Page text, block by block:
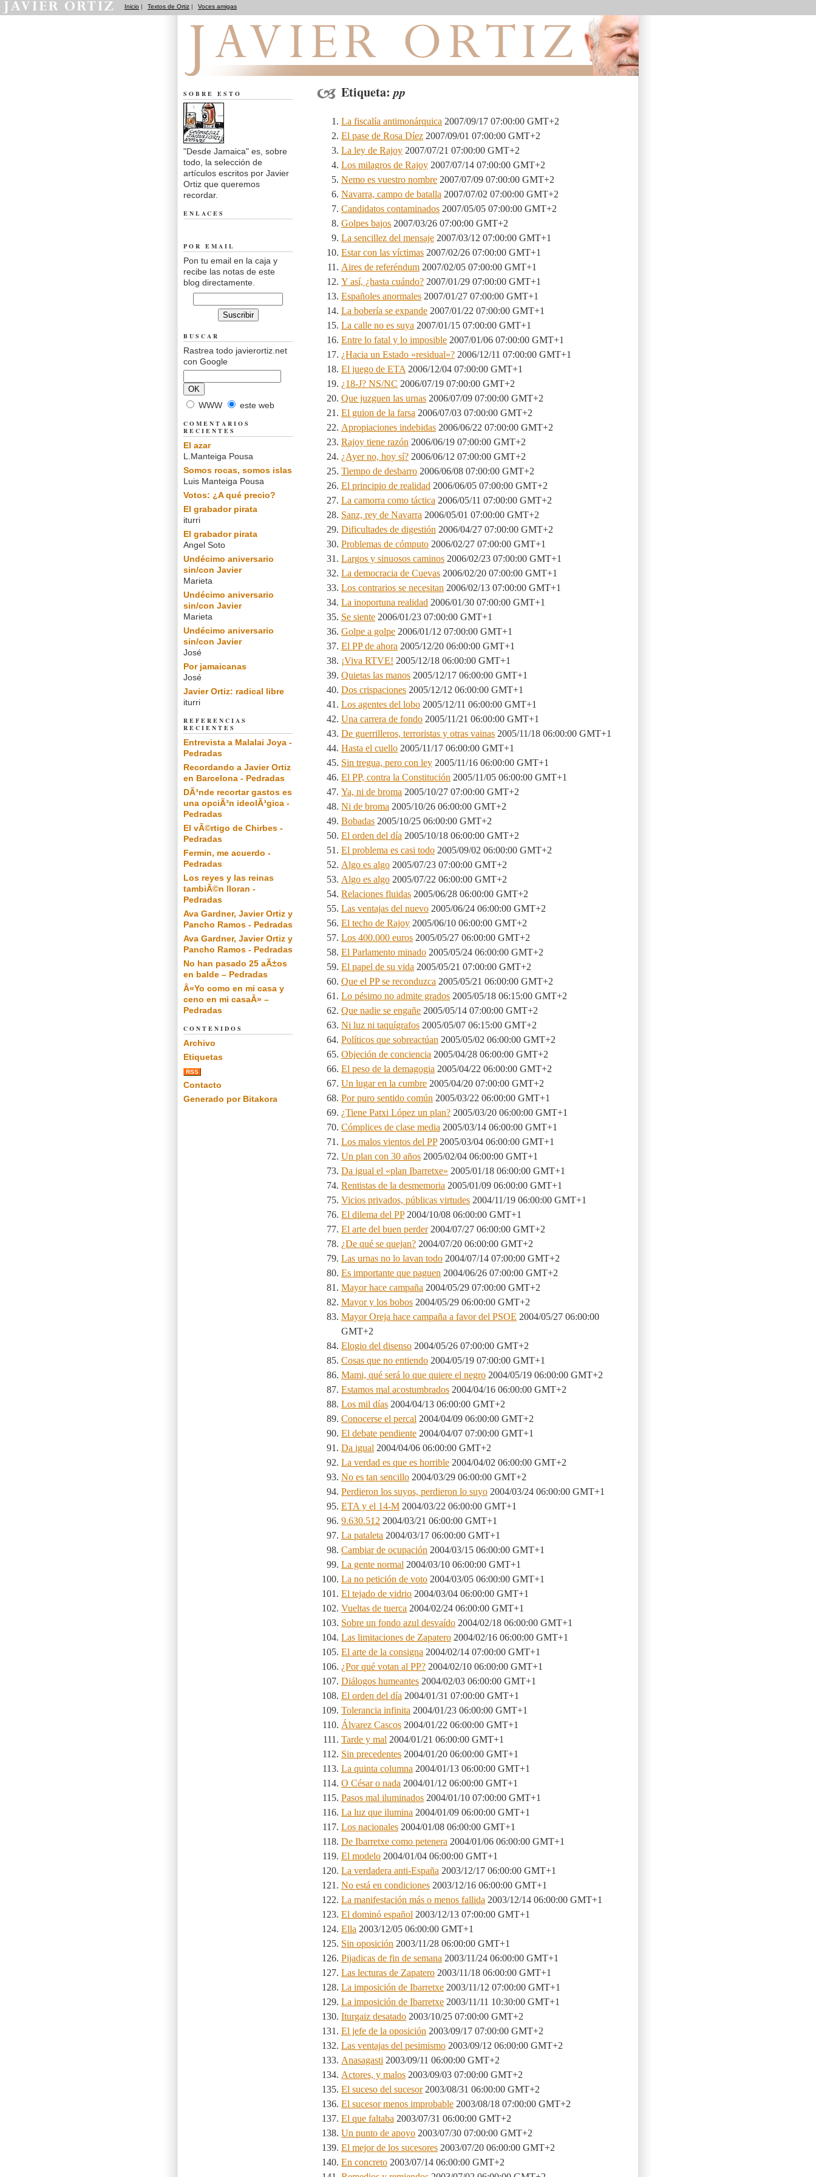
Inicio | Textos de Ortiz | Voces amigas
Etiqueta:pp
La fiscalía antimonárquica 2007/09/17 07:00:00 GMT+2
El pase de Rosa Díez 2007/09/01 07:00:00 GMT+2
La ley de Rajoy 2007/07/21 07:00:00 GMT+2
Los milagros de Rajoy 2007/07/14 07:00:00 GMT+2
Nemo es vuestro nombre 2007/07/09 07:00:00 GMT+2
Navarra, campo de batalla 2007/07/02 07:00:00 GMT+2
Candidatos contaminados 2007/05/05 07:00:00 GMT+2
Golpes bajos 2007/03/26 07:00:00 GMT+2
La sencillez del mensaje 2007/03/12 07:00:00 GMT+1
Estar con las víctimas 2007/02/26 07:00:00 GMT+1
Aires de referéndum 2007/02/05 07:00:00 GMT+1
Y así, ¿hasta cuándo? 2007/01/29 07:00:00 GMT+1
Españoles anormales 2007/01/27 07:00:00 GMT+1
La bobería se expande 2007/01/22 07:00:00 GMT+1
La calle no es suya 2007/01/15 07:00:00 GMT+1
Entre lo fatal y lo imposible 2007/01/06 07:00:00 GMT+1
¿Hacia un Estado «residual»? 2006/12/11 07:00:00 GMT+1
El juego de ETA 2006/12/04 07:00:00 GMT+1
¿18-J? NS/NC 2006/07/19 07:00:00 GMT+2
Que juzguen las urnas 2006/07/09 07:00:00 GMT+2
El guion de la farsa 2006/07/03 07:00:00 GMT+2
Apropiaciones indebidas 2006/06/22 07:00:00 GMT+2
Rajoy tiene razón 2006/06/19 07:00:00 GMT+2
¿Ayer no, hoy sí? 2006/06/12 07:00:00 GMT+2
Tiempo de desbarro 2006/06/08 07:00:00 GMT+2
El principio de realidad 2006/06/05 07:00:00 GMT+2
La camorra como táctica 2006/05/11 07:00:00 GMT+2
Sanz, rey de Navarra 2006/05/01 07:00:00 GMT+2
Dificultades de digestión 2006/04/27 07:00:00 GMT+2
Problemas de cómputo 2006/02/27 07:00:00 GMT+1
Largos y sinuosos caminos 2006/02/23 07:00:00 GMT+1
La democracia de Cuevas 2006/02/20 07:00:00 GMT+1
Los contrarios se necesitan 2006/02/13 07:00:00 GMT+1
La inoportuna realidad 2006/01/30 07:00:00 GMT+1
Se siente 2006/01/23 07:00:00 GMT+1
Golpe a golpe 2006/01/12 07:00:00 GMT+1
El PP de ahora 2005/12/20 06:00:00 GMT+1
¡Viva RTVE! 2005/12/18 06:00:00 GMT+1
Quietas las manos 2005/12/17 06:00:00 GMT+1
Dos crispaciones 2005/12/12 06:00:00 GMT+1
Los agentes del lobo 2005/12/11 06:00:00 GMT+1
Una carrera de fondo 2005/11/21 06:00:00 GMT+1
De guerrilleros, terroristas y otras vainas 2005/11/18 06:00:00 GMT+1
Hasta el cuello 2005/11/17 06:00:00 GMT+1
Sin tregua, pero con ley 2005/11/16 06:00:00 GMT+1
El PP, contra la Constitución 2005/11/05 06:00:00 GMT+1
Ya, ni de broma 2005/10/27 07:00:00 GMT+2
Ni de broma 2005/10/26 06:00:00 GMT+2
Bobadas 2005/10/25 06:00:00 GMT+2
El orden del día 2005/10/18 06:00:00 GMT+2
El problema es casi todo 2005/09/02 06:00:00 GMT+2
Algo es algo 2005/07/23 07:00:00 GMT+2
Algo es algo 2005/07/22 06:00:00 GMT+2
Relaciones fluidas 2005/06/28 06:00:00 GMT+2
Las ventajas del nuevo 2005/06/24 06:00:00 GMT+2
El techo de Rajoy 2005/06/10 06:00:00 GMT+2
Los 400.000 euros 2005/05/27 06:00:00 GMT+2
El Parlamento minado 2005/05/24 06:00:00 GMT+2
El papel de su vida 2005/05/21 07:00:00 GMT+2
Que el PP se reconduzca 2005/05/21 06:00:00 GMT+2
Lo pésimo no admite grados 2005/05/18 06:15:00 GMT+2
Que nadie se engañe 2005/05/14 07:00:00 GMT+2
Ni luz ni taquígrafos 2005/05/07 06:15:00 GMT+2
Políticos que sobreactúan 2005/05/02 06:00:00 GMT+2
Objeción de conciencia 2005/04/28 06:00:00 GMT+2
El peso de la demagogia 2005/04/22 06:00:00 GMT+2
Un lugar en la cumbre 2005/04/20 07:00:00 GMT+2
Por puro sentido común 2005/03/22 06:00:00 GMT+1
¿Tiene Patxi López un plan? 2005/03/20 06:00:00 GMT+1
Cómplices de clase media 2005/03/14 06:00:00 GMT+1
Los malos vientos del PP2005/03/04 06:00:00 GMT+1
Un plan con 30 años 2005/02/04 06:00:00 GMT+1
Da igual el «plan Ibarretxe» 2005/01/18 06:00:00 GMT+1
Rentistas de la desmemoria 2005/01/09 06:00:00 GMT+1
Vicios privados, públicas virtudes 2004/11/19 06:00:00 GMT+1
El dilema del PP2004/10/08 06:00:00 GMT+1
El arte del buen perder2004/07/27 06:00:00 GMT+2
¿De qué se quejan? 2004/07/20 06:00:00 GMT+2
Las urnas no lo lavan todo 2004/07/14 07:00:00 GMT+2
Es importante que paguen 2004/06/26 07:00:00 GMT+2
Mayor hace campaña 2004/05/29 07:00:00 GMT+2
Mayor y los bobos 2004/05/29 06:00:00 GMT+2
Mayor Oreja hace campaña a favor del PSOE 2004/05/27 06:00:00
GMT+2
Elogio del disenso 2004/05/26 07:00:00 GMT+2
Cosas que no entiendo 2004/05/19 07:00:00 GMT+1
Mami, qué será lo que quiere el negro 2004/05/19 06:00:00 GMT+2
Estamos mal acostumbrados 2004/04/16 06:00:00 GMT+2
Los mil días 2004/04/13 06:00:00 GMT+2
Conocerse el percal 2004/04/09 06:00:00 GMT+2
El debate pendiente 2004/04/07 07:00:00 GMT+1
Da igual 2004/04/06 06:00:00 GMT+2
La verdad es que es horrible 2004/04/02 06:00:00 GMT+2
No es tan sencillo 2004/03/29 06:00:00 GMT+2
Perdieron los suyos, perdieron lo suyo 2004/03/24 06:00:00 GMT+1
ETA y el 14-M 2004/03/22 06:00:00 GMT+1
9.630.512 2004/03/21 06:00:00 GMT+1
La pataleta 2004/03/17 06:00:00 GMT+1
Cambiar de ocupación 2004/03/15 06:00:00 GMT+1
La gente normal 2004/03/10 06:00:00 GMT+1
La no petición de voto 2004/03/05 06:00:00 GMT+1
El tejado de vidrio 2004/03/04 06:00:00 GMT+1
Vueltas de tuerca 2004/02/24 06:00:00 GMT+1
Sobre un fondo azul desvaído 2004/02/18 06:00:00 GMT+1
Las limitaciones de Zapatero 2004/02/16 06:00:00 GMT+1
El arte de la consigna 2004/02/14 07:00:00 GMT+1
¿Por qué votan al PP? 2004/02/10 06:00:00 GMT+1
Diálogos humeantes 2004/02/03 06:00:00 GMT+1
El orden del día 2004/01/31 07:00:00 GMT+1
Tolerancia infinita 2004/01/23 06:00:00 GMT+1
Álvarez Cascos 2004/01/22 06:00:00 GMT+1
Tarde y mal 2004/01/21 06:00:00 GMT+1
Sin precedentes 2004/01/20 06:00:00 GMT+1
La quinta columna 2004/01/13 06:00:00 GMT+1
O César o nada 2004/01/12 06:00:00 GMT+1
Pasos mal iluminados 2004/01/10 07:00:00 GMT+1
La luz que ilumina 2004/01/09 06:00:00 GMT+1
Los nacionales 2004/01/08 06:00:00 GMT+1
De Ibarretxe como petenera 2004/01/06 06:00:00 GMT+1
El modelo 2004/01/04 06:00:00 GMT+1
La verdadera anti-España 2003/12/17 06:00:00 GMT+1
No está en condiciones 2003/12/16 06:00:00 GMT+1
La manifestación más o menos fallida 2003/12/14 06:00:00 GMT+1
El dominó español 2003/12/13 07:00:00 GMT+1
Ella 2003/12/05 06:00:00 GMT+1
Sin oposición 2003/11/28 06:00:00 GMT+1
Pijadicas de fin de semana 2003/11/24 06:00:00 GMT+1
Las lecturas de Zapatero 2003/11/18 06:00:00 GMT+1
La imposición de Ibarretxe 2003/11/12 07:00:00 GMT+1
La imposición de Ibarretxe 2003/11/11 10:30:00 GMT+1
Iturgaiz desatado 2003/10/25 07:00:00 GMT+2
El jefe de la oposición 2003/09/17 07:00:00 GMT+2
Las ventajas del pesimismo 2003/09/12 06:00:00 GMT+2
Anasagasti 2003/09/11 06:00:00 GMT+2
Actores, y malos 2003/09/03 07:00:00 GMT+2
El suceso del sucesor2003/08/31 06:00:00 GMT+2
El sucesor menos improbable 2003/08/18 07:00:00 GMT+2
El que faltaba 2003/07/31 06:00:00 GMT+2
Un punto de apoyo 2003/07/30 07:00:00 GMT+2
El mejor de los sucesores 2003/07/20 06:00:00 GMT+2
En concreto 2003/07/14 06:00:00 GMT+2
SOBRE ESTO
"Desde Jamaica" es, sobre
todo, la selección de
artículos escritos por Javier
Ortiz que queremos
recordar.
ENLACES
POR EMAIL
Pon tu email en la caja y
recibe las notas de este
blog directamente.
BUSCAR
Rastrea todo javierortiz.net
con Google
WWW este web
COMENTARIOS
RECIENTES
El azar
L.Manteiga Pousa
Somos rocas, somos islas
Luis Manteiga Pousa
Votos: ¿A qué precio?
El grabador pirata
iturri
El grabador pirata
Angel Soto
Undécimo aniversario
sin/con Javier
Marieta
Undécimo aniversario
sin/con Javier
Marieta
Undécimo aniversario
sin/con Javier
José
Por jamaicanas
José
Javier Ortiz: radical libre
iturri
REFERENCIAS
RECIENTES
Entrevista a Malalai Joya -
Pedradas
Recordando a Javier Ortiz
en Barcelona - Pedradas
DÃ³nde recortar gastos es
una opciÃ³n ideolÃ³gica -
Pedradas
El vÃ©rtigo de Chirbes -
Pedradas
Fermin, me acuerdo -
Pedradas
Los reyes y las reinas
tambiÃ©n lloran -
Pedradas
Ava Gardner, Javier Ortiz y
Pancho Ramos - Pedradas
Ava Gardner, Javier Ortiz y
Pancho Ramos - Pedradas
No han pasado 25 aÃ±os
en balde – Pedradas
Â«Yo como en mi casa y
ceno en mi casaÂ» –
Pedradas
CONTENIDOS
Archivo
Etiquetas
RSS
Contacto
Generado por Bitakora